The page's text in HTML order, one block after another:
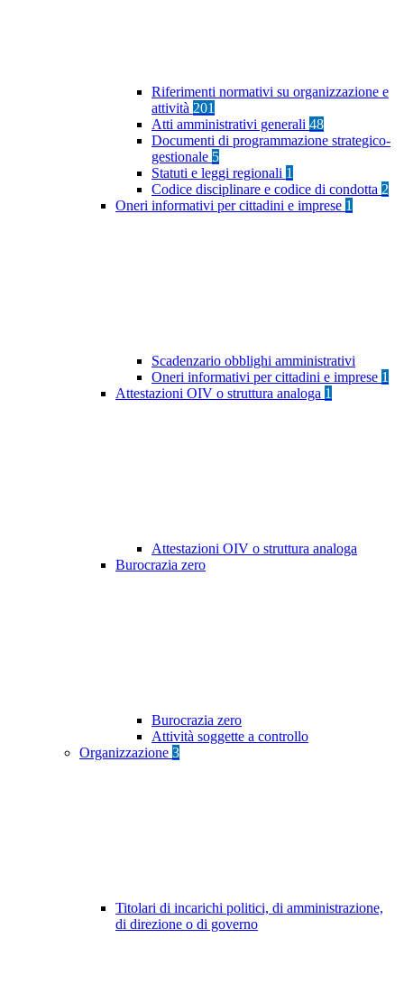
Riferimenti normativi su organizzazione e
attività 201
Atti amministrativi generali 48
Documenti di programmazione strategico-
gestionale 5
Statuti e leggi regionali 1
Codice disciplinare e codice di condotta 2
Oneri informativi per cittadini e imprese 1
Scadenzario obblighi amministrativi
Oneri informativi per cittadini e imprese 1
Attestazioni OIV o struttura analoga 1
Attestazioni OIV o struttura analoga
Burocrazia zero
Burocrazia zero
Attività soggette a controllo
Organizzazione 3
Titolari di incarichi politici, di amministrazione,
di direzione o di governo